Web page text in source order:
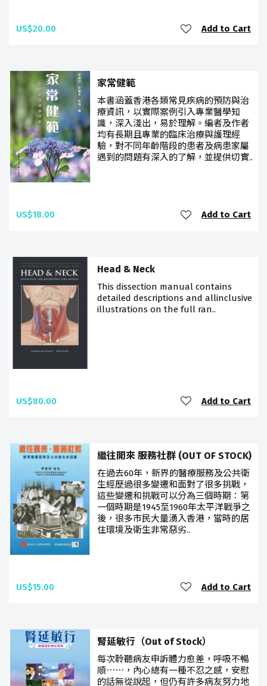
US$20.00 Add to Cart
家常健範
本書涵蓋香港各類常見疾病的預防與治
療資訊，以實際案例引入專業醫學知
識，深入淺出，易於理解。編者及作者
均有長期且專業的臨床治療與護理經
驗，對不同年齡階段的患者及病患家屬
遇到的問題有深入的了解，並提供切實..
US$18.00 Add to Cart
Head & Neck
This dissection manual contains
detailed descriptions and allinclusive
illustrations on the full ran..
US$80.00 Add to Cart
繼往開來 服務社群 (OUT OF STOCK)
在過去60年，新界的醫療服務及公共衛
生經歷過很多變遷和面對了很多挑戰，
這些變遷和挑戰可以分為三個時期：第
一個時期是1945至1960年太平洋戰爭之
後，很多市民大量湧入香港，當時的居
住環境及衛生非常惡劣..
US$15.00 Add to Cart
腎延敏行（Out of Stock）
每次聆聽病友申訴體力愈差，呼吸不暢
順⋯⋯，內心總有一種不忍之感，安慰
的話無從說起，但仍有許多病友努力地